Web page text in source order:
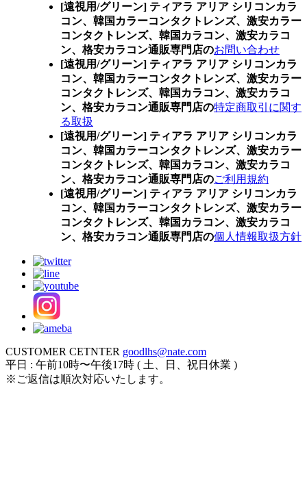
[遠視用/グリーン] ティアラ アリア シリコンカラ
コン、 韓国カラーコンタクトレンズ、激安カラー
コンタクトレンズ、韓国カラコン、激安カラコ
ン、格安カラコン通販専門店のお問い合わせ
[遠視用/グリーン] ティアラ アリア シリコンカラ
コン、 韓国カラーコンタクトレンズ、激安カラー
コンタクトレンズ、韓国カラコン、激安カラコ
ン、格安カラコン通販専門店の特定商取引に関す
る取扱
[遠視用/グリーン] ティアラ アリア シリコンカラ
コン、 韓国カラーコンタクトレンズ、激安カラー
コンタクトレンズ、韓国カラコン、激安カラコ
ン、格安カラコン通販専門店のご利用規約
[遠視用/グリーン] ティアラ アリア シリコンカラ
コン、 韓国カラーコンタクトレンズ、激安カラー
コンタクトレンズ、韓国カラコン、激安カラコ
ン、格安カラコン通販専門店の個人情報取扱方針
CUSTOMER CETNTER goodlhs@nate.com
平日 : 午前10時〜午後17時 ( 土、日、祝日休業 )
※ご返信は順次対応いたします。